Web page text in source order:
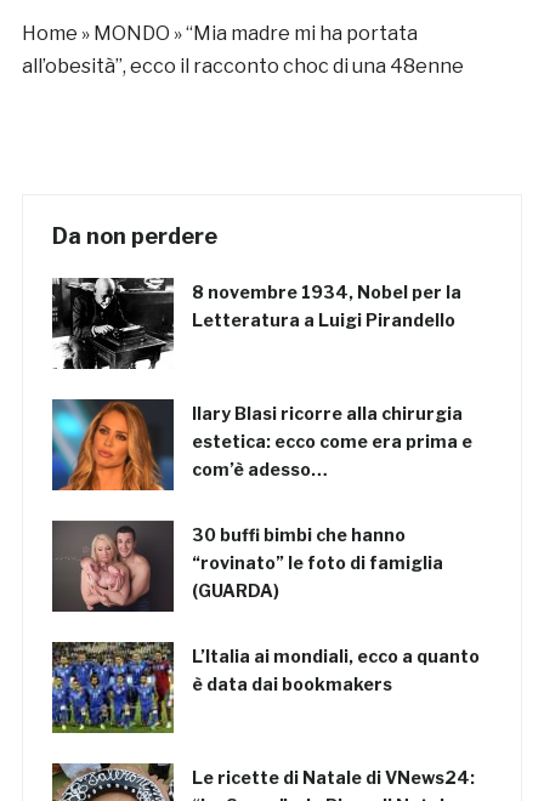
Home » MONDO »“Mia madre mi ha portata
all’obesità”, ecco il racconto choc di una 48enne
Da non perdere
8 novembre 1934, Nobel per la
Letteratura a Luigi Pirandello
Ilary Blasi ricorre alla chirurgia
estetica: ecco come era prima e
com’è adesso…
30 buffi bimbi che hanno
“rovinato” le foto di famiglia
(GUARDA)
L’Italia ai mondiali, ecco a quanto
è data dai bookmakers
Le ricette di Natale di VNews24: